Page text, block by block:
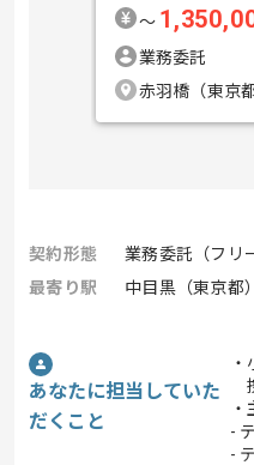
〜
業務委託
赤羽橋（東京都
契約形態
業務委託（フリ
最寄り駅
中目黒（東京都
あなたに担当していた
だくこと
-
-